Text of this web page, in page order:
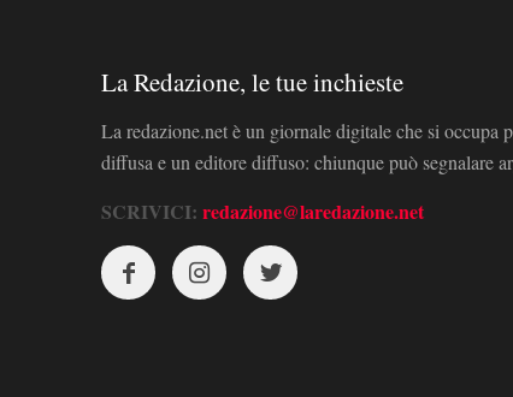
La Redazione, le tue inchieste
La redazione.net è un giornale digitale che si occupa
diffusa e un editore diffuso: chiunque può segnalare
SCRIVICI: redazione@laredazione.net